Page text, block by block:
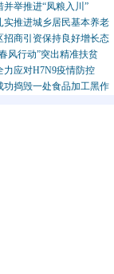
并举推进“凤粮入川”
实推进城乡居民基本养老
招商引资保持良好增长态
风行动”突出精准扶贫
力应对H7N9疫情防控
功捣毁一处食品加工黑作